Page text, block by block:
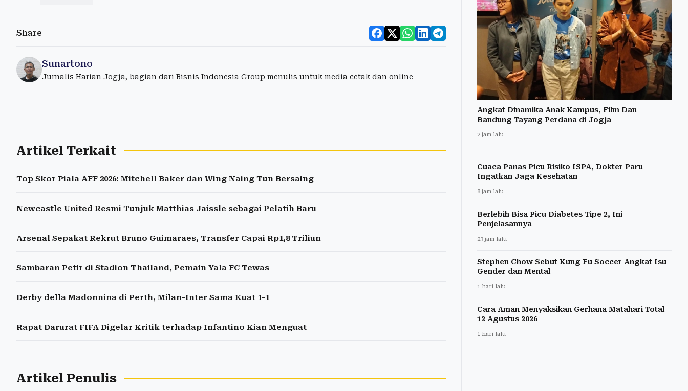
Share
Sunartono
Jurnalis Harian Jogja, bagian dari Bisnis Indonesia Group menulis untuk media cetak dan online
Artikel Terkait
Top Skor Piala AFF 2026: Mitchell Baker dan Wing Naing Tun Bersaing
Newcastle United Resmi Tunjuk Matthias Jaissle sebagai Pelatih Baru
Arsenal Sepakat Rekrut Bruno Guimaraes, Transfer Capai Rp1,8 Triliun
Sambaran Petir di Stadion Thailand, Pemain Yala FC Tewas
Derby della Madonnina di Perth, Milan-Inter Sama Kuat 1-1
Rapat Darurat FIFA Digelar Kritik terhadap Infantino Kian Menguat
Artikel Penulis
Angkat Dinamika Anak Kampus, Film Dan
Bandung Tayang Perdana di Jogja
2 jam lalu
Cuaca Panas Picu Risiko ISPA, Dokter Paru
Ingatkan Jaga Kesehatan
8 jam lalu
Berlebih Bisa Picu Diabetes Tipe 2, Ini
Penjelasannya
23 jam lalu
Stephen Chow Sebut Kung Fu Soccer Angkat Isu
Gender dan Mental
1 hari lalu
Cara Aman Menyaksikan Gerhana Matahari Total
12 Agustus 2026
1 hari lalu